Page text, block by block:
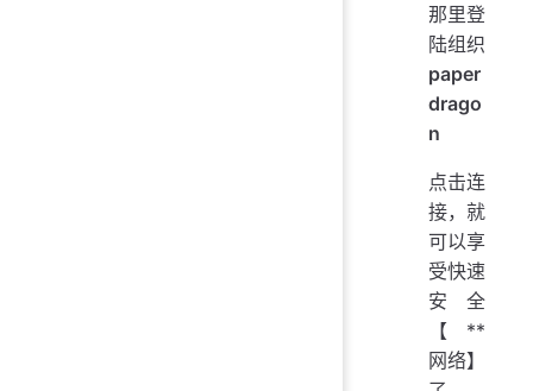
那里登
陆组织
paper
drago
n
点击连
接，就
可以享
受快速
安全
【**
网络】